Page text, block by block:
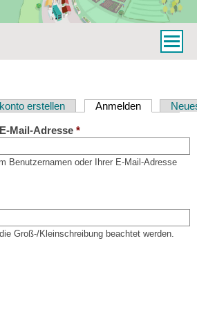
erstellen Anmelden(aktiver
Mail-Adresse *
Benutzernamen oder Ihrer E-Mail-Adresse
Groß-/Kleinschreibung beachtet werden.
überprüft, ob Sie ein menschlicher